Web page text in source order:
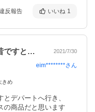
反報告 いいね 1
贈答品として購入しました。昔ですとデパ… 2021/7/30
eim********さん
きめ
デパートへ行き、
の商品だと思います